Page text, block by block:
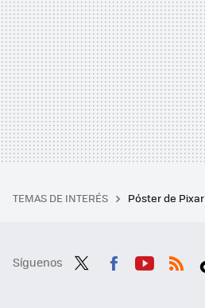
TEMAS DE INTERÉS Póster de Pixar
Síguenos